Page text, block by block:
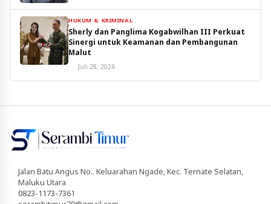
HUKUM & KRIMINAL
Sherly dan Panglima Kogabwilhan III Perkuat
Sinergi untuk Keamanan dan Pembangunan
Malut
Juli 28, 2026
Jalan Batu Angus No.. Keluarahan Ngade, Kec. Ternate Selatan,
Maluku Utara
0823-1173-7361